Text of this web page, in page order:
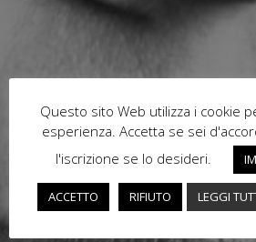
Questo sito Web utilizza i cookie
esperienza. Accetta se sei
l'iscrizione se lo desideri.
ACCETTO RIFIUTO LEGGI